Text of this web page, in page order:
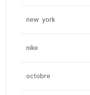
new york
nike
octobre